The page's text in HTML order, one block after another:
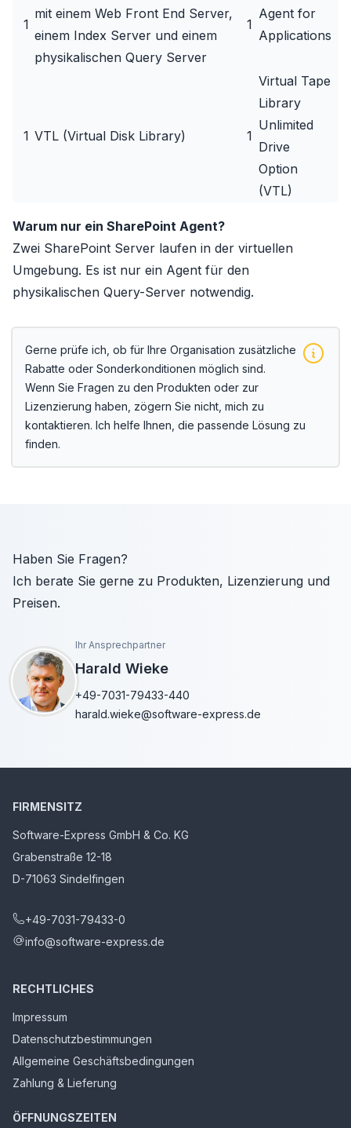
1
mit einem Web Front End Server,
einem Index Server und einem
physikalischen Query Server
1
Agent for
Applications
1 VTL (Virtual Disk Library) 1
Virtual Tape
Library
Unlimited
Drive
Option
(VTL)
Warum nur ein SharePoint Agent?
Zwei SharePoint Server laufen in der virtuellen
Umgebung. Es ist nur ein Agent für den
physikalischen Query-Server notwendig.
Gerne prüfe ich, ob für Ihre Organisation zusätzliche
Rabatte oder Sonderkonditionen möglich sind.
Wenn Sie Fragen zu den Produkten oder zur
Lizenzierung haben, zögern Sie nicht, mich zu
kontaktieren. Ich helfe Ihnen, die passende Lösung zu
finden.
Haben Sie Fragen?
Ich berate Sie gerne zu Produkten, Lizenzierung und
Preisen.
Ihr Ansprechpartner
Harald Wieke
+49-7031-79433-440
harald.wieke@software-express.de
FIRMENSITZ
Software-Express GmbH & Co. KG
Grabenstraße 12-18
D-71063 Sindelfingen
+49-7031-79433-0
info@software-express.de
RECHTLICHES
Impressum
Datenschutzbestimmungen
Allgemeine Geschäftsbedingungen
Zahlung & Lieferung
ÖFFNUNGSZEITEN